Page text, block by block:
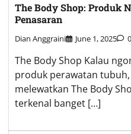
The Body Shop: Produk
Penasaran
Dian Anggraini June 1, 2025 0
The Body Shop Kalau
produk perawatan
melewatkan The Body
terkenal banget […]